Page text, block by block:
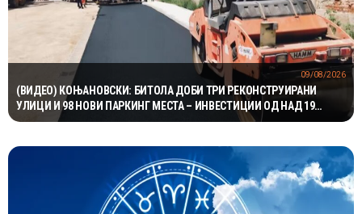
(ВИДЕО) КОЊАНОВСКИ: БИТОЛА ДОБИ ТРИ РЕКОНСТРУИРАНИ
УЛИЦИ И 98 НОВИ ПАРКИНГ МЕСТА – ИНВЕСТИЦИИ ОД НАД 19
МИЛИОНИ ДЕНАРИ
09/08/2026